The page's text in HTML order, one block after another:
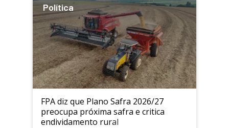
Política
FPA diz que Plano Safra 2026/27
preocupa próxima safra e critica
endividamento rural